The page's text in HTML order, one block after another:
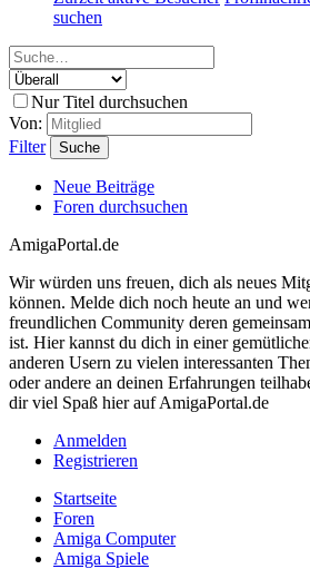
suchen
Nur Titel durchsuchen
Von:
Filter
Suche
Neue Beiträge
Foren durchsuchen
AmigaPortal.de
Wir würden uns freuen, dich als neues
können. Melde dich noch heute an und
freundlichen Community deren
ist. Hier kannst du dich in einer
anderen Usern zu vielen interessanten
oder andere an deinen Erfahrungen
dir viel Spaß hier auf AmigaPortal.de
Anmelden
Registrieren
Startseite
Foren
Amiga Computer
Amiga Spiele